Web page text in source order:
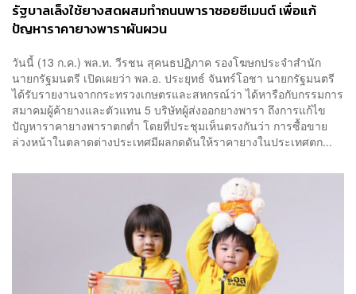
รัฐบาลเล็งใช้ยางสดผสมทำถนนพาราซอยซีเมนต์ เพื่อแก้
ปัญหาราคายางพาราผันผวน
วันนี้ (13 ก.ค.) พล.ท. วีรชน สุคนธปฏิภาค รองโฆษกประจำสำนัก
นายกรัฐมนตรี เปิดเผยว่า พล.อ. ประยุทธ์ จันทร์โอชา นายกรัฐมนตรี
ได้รับรายงานจากกระทรวงเกษตรและสหกรณ์ว่า ได้หารือกับกรรมการ
สมาคมผู้ค้ายางและตัวแทน 5 บริษัทผู้ส่งออกยางพารา ถึงการแก้ไข
ปัญหาราคายางพาราตกต่ำ โดยที่ประชุมเห็นตรงกันว่า การซื้อขาย
ล่วงหน้าในตลาดต่างประเทศมีผลกดดันให้ราคายางในประเทศตก...